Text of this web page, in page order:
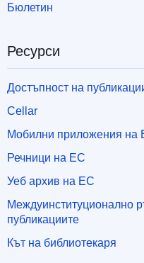
Бюлетин
Ресурси
Достъпност на
Cellar
Мобилни приложения на
Речници на ЕС
Уеб архив на ЕС
Междуинституционално
публикациите
Кът на библиотекаря